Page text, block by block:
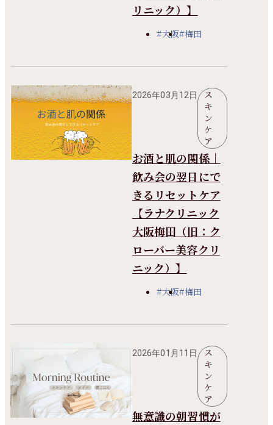
リニック）】
#大阪#梅田
2026年03月12日
ス
キ
ン
ケ
ア
お酒と肌の関係｜
飲み会の翌日にで
きるリセットケア
【ラナクリニック
大阪梅田（旧：ク
ローバー美容クリ
ニック）】
#大阪#梅田
2026年01月11日
ス
キ
ン
ケ
ア
無意識の朝習慣が